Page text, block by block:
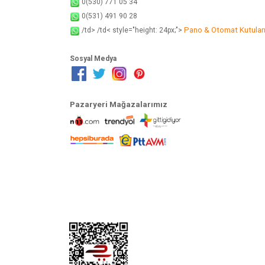
0(530) 771 05 34
0(531) 491 90 28
/td> /td< style="height: 24px;"> Pano & Otomat Kutuları
Sosyal Medya
Pazaryeri Mağazalarımız